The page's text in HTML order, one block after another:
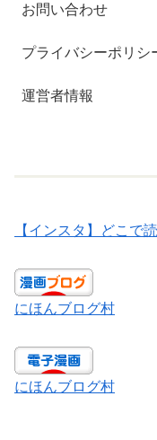
お問い合わせ
プライバシーポリシ
運営者情報
【インスタ】どこで
にほんブログ村
にほんブログ村